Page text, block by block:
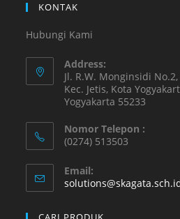
KONTAK
Hubungi Kami
Address:
Jl. R.W. Monginsidi
Kec. Jetis, Kota
Yogyakarta 55233
Nomor Telepon :
(0274) 513503
Email: